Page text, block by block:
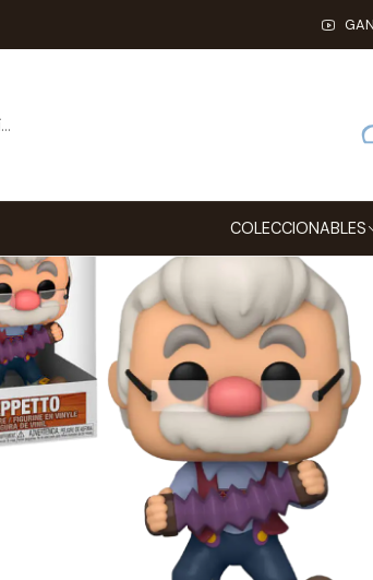
COLECCIONABLES